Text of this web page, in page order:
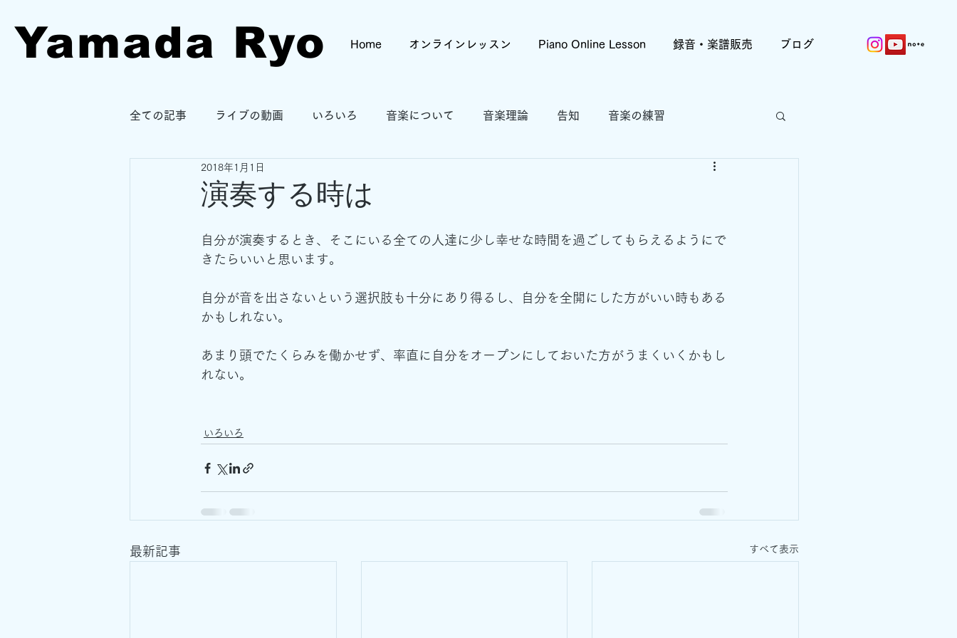
Yamada Ryo Home オンラインレッスン Piano Online Lesson 録音・楽譜販売 ブログ
全ての記事 ライブの動画 いろいろ 音楽について 音楽理論 告知 音楽の練習
演奏する時は
2018年1月1日
自分が演奏するとき、そこにいる全ての人達に少し幸せな時間を過ごしてもらえるようにで
きたらいいと思います。
自分が音を出さないという選択肢も十分にあり得るし、自分を全開にした方がいい時もある
かもしれない。
あまり頭でたくらみを働かせず、率直に自分をオープンにしておいた方がうまくいくかもし
れない。
いろいろ
最新記事 すべて表示